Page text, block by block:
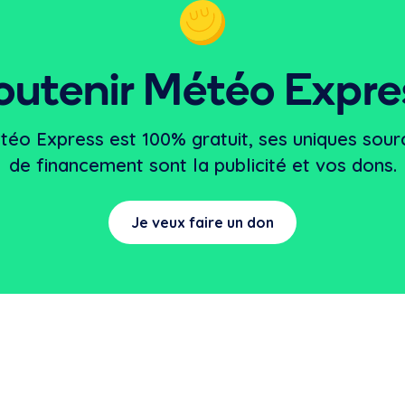
Météo
Express est 100% gratuit, ses uniques
de financement sont la publicité et vos dons.
Je veux faire un don